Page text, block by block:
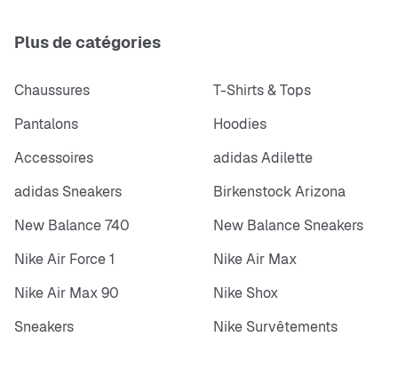
Plus de catégories
Chaussures
T-Shirts & Tops
Pantalons
Hoodies
Accessoires
adidas Adilette
adidas Sneakers
Birkenstock Arizona
New Balance 740
New Balance Sneakers
Nike Air Force 1
Nike Air Max
Nike Air Max 90
Nike Shox
Sneakers
Nike Survêtements